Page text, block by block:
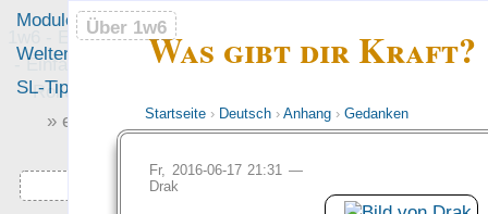
1w6 - Ein Würfel System
- Einfach saubere, freie
Rollenspiel-Regeln
Was gibt dir Kraft?
Startseite› Deutsch› Anhang› Gedanken
Fr, 2016-06-17 21:31 —
Drak
Über 1w6
Module
Welten
Foren
SL-Tipps
» einfach saubere «
» Regeln «
Über 1w6
Downloads